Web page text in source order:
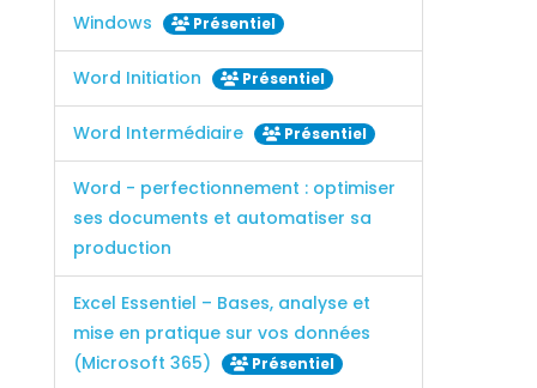
Windows
Présentiel
Word Initiation Présentiel
Word Intermédiaire Présentiel
Word - perfectionnement : optimiser
ses documents et automatiser sa
production
Excel Essentiel – Bases, analyse et
mise en pratique sur vos données
(Microsoft 365)
Présentiel